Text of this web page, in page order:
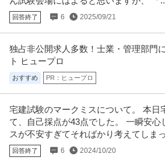
回答終了 6 2025/09/21
独占非公開求人多数！士業・管理部門
ト ヒュープロ
おすすめ PR：ヒュープロ
宅建試験のマークミスについて。 本日
て、自己採点が43点でした。 一瞬安心
スが不安すぎてそればかり考えてしま
てしまいます。
回答終了 6 2024/10/20